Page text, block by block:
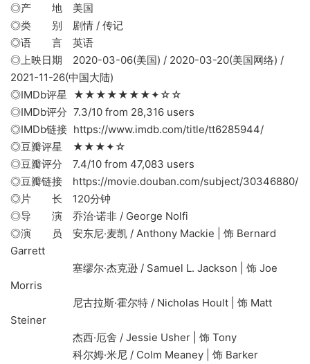
◎产 地 美国
◎类 别 剧情 / 传记
◎语 言 英语
◎上映日期 2020-03-06(美国) / 2020-03-20(美国网络) /
2021-11-26(中国大陆)
◎IMDb评星 ★★★★★★★✦☆☆
◎IMDb评分 7.3/10 from 28,316 users
◎IMDb链接 https://www.imdb.com/title/tt6285944/
◎豆瓣评星 ★★★✦☆
◎豆瓣评分 7.4/10 from 47,083 users
◎豆瓣链接 https://movie.douban.com/subject/30346880/
◎片 长 120分钟
◎导 演 乔治·诺非 / George Nolfi
◎演 员 安东尼·麦凯 / Anthony Mackie | 饰 Bernard
Garrett
塞缪尔·杰克逊 / Samuel L. Jackson | 饰 Joe
Morris
尼古拉斯·霍尔特 / Nicholas Hoult | 饰 Matt
Steiner
杰西·厄舍 / Jessie Usher | 饰 Tony
科尔姆·米尼 / Colm Meaney | 饰 Barker